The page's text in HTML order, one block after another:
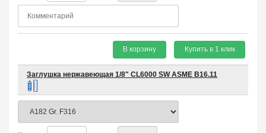
В корзину Купить в 1 клик
Заглушка нержавеющая 1/8" CL6000 SW ASME B16.11